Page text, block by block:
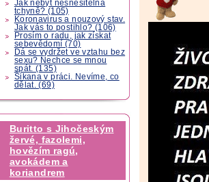
Jak nebýt nesnesitelná
tchyně? (105)
Koronavirus a nouzový stav.
Jak vás to postihlo? (106)
Prosím o radu, jak získat
sebevědomí (70)
Dá se vydržet ve vztahu bez
sexu? Nechce se mnou
spát. (135)
Šikana v práci. Nevíme, co
dělat. (69)
Buritto s Jihočeským
žervé, fazolemi,
hovězím ragú,
avokádem a
koriandrem